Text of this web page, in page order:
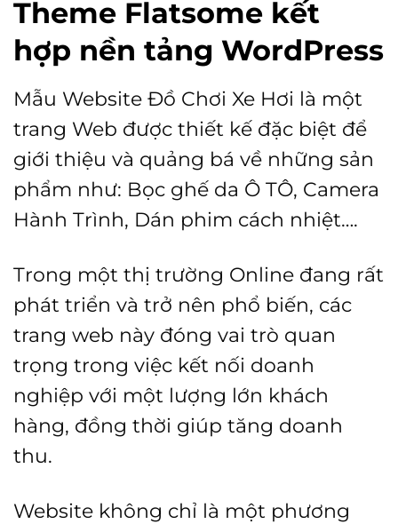
Theme Flatsome kết
hợp nền tảng WordPress
Mẫu Website Đồ Chơi Xe Hơi là một
trang Web được thiết kế đặc biệt để
giới thiệu và quảng bá về những sản
phẩm như: Bọc ghế da Ô TÔ, Camera
Hành Trình, Dán phim cách nhiệt….
Trong một thị trường Online đang rất
phát triển và trở nên phổ biến, các
trang web này đóng vai trò quan
trọng trong việc kết nối doanh
nghiệp với một lượng lớn khách
hàng, đồng thời giúp tăng doanh
thu.
Website không chỉ là một phương